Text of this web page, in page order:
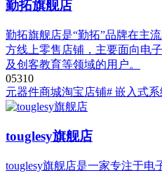
勤拓旗舰店
勤拓旗舰店是“勤拓”品牌在主
方线上零售店铺，主要面向电
及创客教育等领域的用户。
05310
元器件商城淘宝店铺# 嵌入式
touglesy旗舰店
touglesy旗舰店是一家专注于